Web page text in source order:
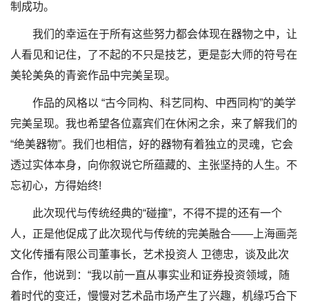
制成功。
我们的幸运在于所有这些努力都会体现在器物之中，让
人看见和记住，了不起的不只是技艺，更是彭大师的符号在
美轮美奂的青瓷作品中完美呈现。
作品的风格以 “古今同构、科艺同构、中西同构”的美学
完美呈现。我也希望各位嘉宾们在休闲之余，来了解我们的
“绝美器物”。我们也相信，好的器物有着独立的灵魂，它会
透过实体本身，向你叙说它所蕴藏的、主张坚持的人生。不
忘初心，方得始终!
此次现代与传统经典的“碰撞”，不得不提的还有一个
人，正是他促成了此次现代与传统的完美融合——上海画尧
文化传播有限公司董事长，艺术投资人 卫德忠，谈及此次
合作，他说到：“我以前一直从事实业和证券投资领域，随
着时代的变迁，慢慢对艺术品市场产生了兴趣，机缘巧合下